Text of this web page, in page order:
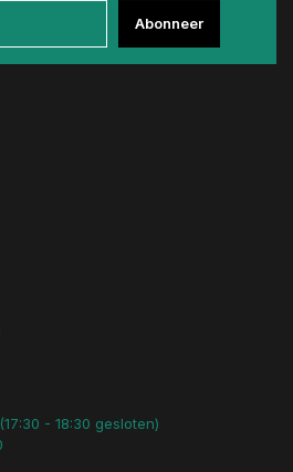
Abonneer
- 18:30 gesloten)